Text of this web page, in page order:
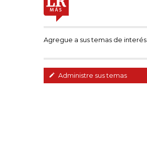
Agregue a sus temas de interés
Administre sus temas